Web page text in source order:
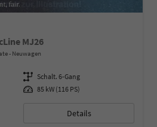
MJ26
Neuwagen
Getriebe Schalt. 6-Gang
Leistung 85 kW (116 PS)
Details